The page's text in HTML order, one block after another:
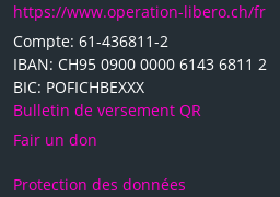
https://www.operation-libero.ch/fr
Compte: 61-436811-2
IBAN: CH95 0900 0000 6143 6811 2
BIC: POFICHBEXXX
Bulletin de versement QR
Fair un don
Protection des données